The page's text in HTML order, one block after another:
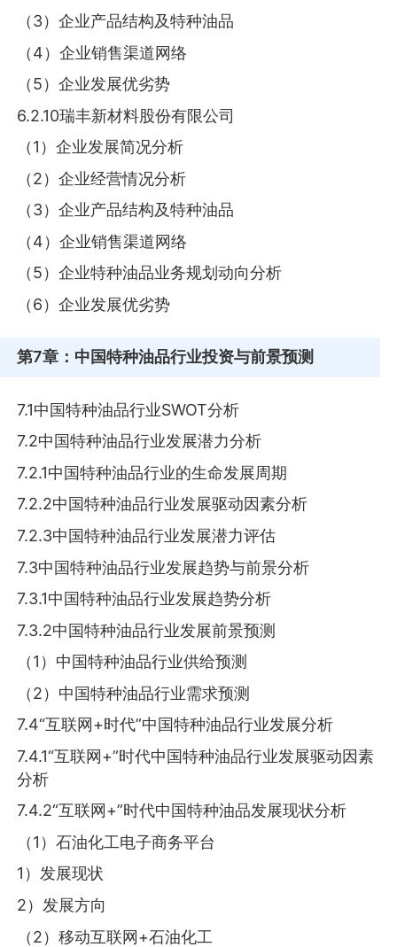
（3）企业产品结构及特种油品
（4）企业销售渠道网络
（5）企业发展优劣势
6.2.10瑞丰新材料股份有限公司
（1）企业发展简况分析
（2）企业经营情况分析
（3）企业产品结构及特种油品
（4）企业销售渠道网络
（5）企业特种油品业务规划动向分析
（6）企业发展优劣势
第7章 ：中国特种油品行业投资与前景预测
7.1中国特种油品行业SWOT分析
7.2中国特种油品行业发展潜力分析
7.2.1中国特种油品行业的生命发展周期
7.2.2中国特种油品行业发展驱动因素分析
7.2.3中国特种油品行业发展潜力评估
7.3中国特种油品行业发展趋势与前景分析
7.3.1中国特种油品行业发展趋势分析
7.3.2中国特种油品行业发展前景预测
（1）中国特种油品行业供给预测
（2）中国特种油品行业需求预测
7.4“互联网+时代”中国特种油品行业发展分析
7.4.1“互联网+”时代中国特种油品行业发展驱动因素
分析
7.4.2“互联网+”时代中国特种油品发展现状分析
（1）石油化工电子商务平台
1）发展现状
2）发展方向
（2）移动互联网+石油化工